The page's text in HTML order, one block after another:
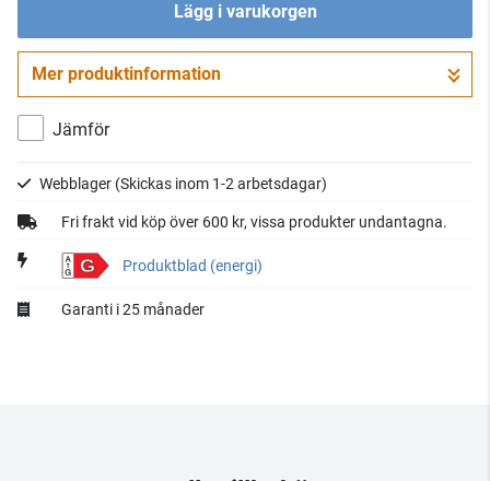
Lägg i varukorgen
Gå till kassan
Mer produktinformation
Jämför
Webblager (Skickas inom 1-2 arbetsdagar)
Fri frakt vid köp över 600 kr, vissa produkter undantagna.
G Produktblad (energi)
Garanti i 25 månader